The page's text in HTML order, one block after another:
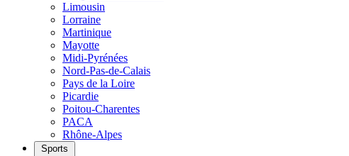
Limousin
Lorraine
Martinique
Mayotte
Midi-Pyrénées
Nord-Pas-de-Calais
Pays de la Loire
Picardie
Poitou-Charentes
PACA
Rhône-Alpes
Sports